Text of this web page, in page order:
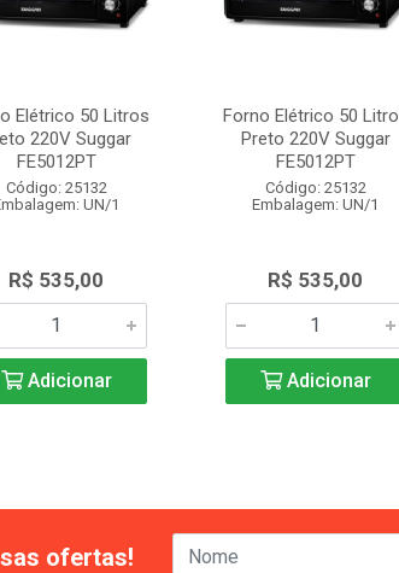
Elétrico 50 Litros
220V Suggar
FE5012PT
Código: 25132
UN/1
R$ 535,00
Adicionar
Forno Elétrico 50
Preto 220V Suggar
FE5012PT
Código: 25132
Embalagem: UN/1
R$ 535,00
Adicionar
ofertas!